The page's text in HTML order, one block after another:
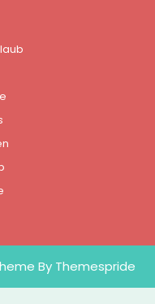
By Themespride